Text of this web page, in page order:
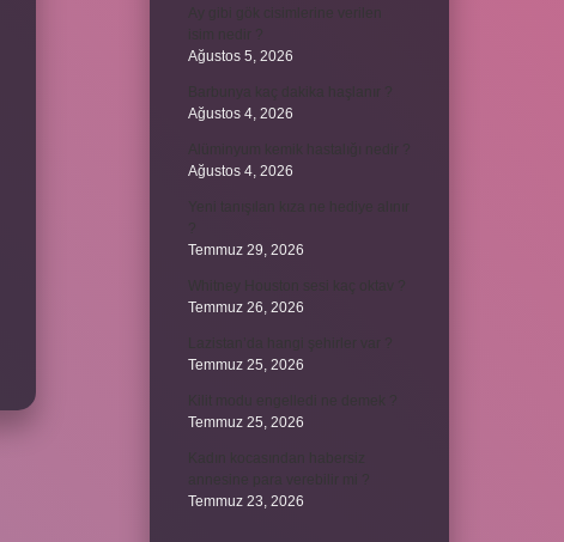
Ağustos 5, 2026
Ağustos 4, 2026
Ağustos 4, 2026
Temmuz 29, 2026
Temmuz 26, 2026
Temmuz 25, 2026
Temmuz 25, 2026
Temmuz 23, 2026